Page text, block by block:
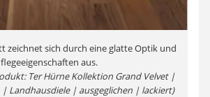
zeichnet sich durch eine glatte Optik und
aus.
Ter Hürne Kollektion Grand Velvet |
| Landhausdiele | ausgeglichen | lackiert)